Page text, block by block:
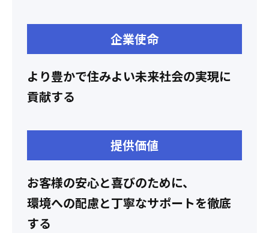
企業使命
より豊かで住みよい未来社会の実現に
貢献する
提供価値
お客様の安心と喜びのために、
環境への配慮と丁寧なサポートを徹底
する